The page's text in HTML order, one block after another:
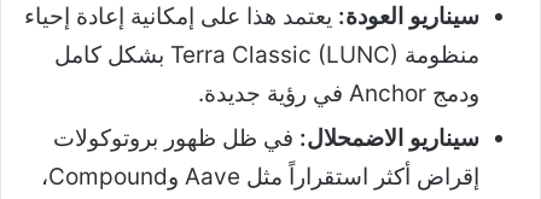
سيناريو العودة: يعتمد هذا على إمكانية إعادة إحياء
منظومة Terra Classic (LUNC) بشكل كامل
ودمج Anchor في رؤية جديدة.
سيناريو الاضمحلال: في ظل ظهور بروتوكولات
إقراض أكثر استقراراً مثل Aave وCompound،